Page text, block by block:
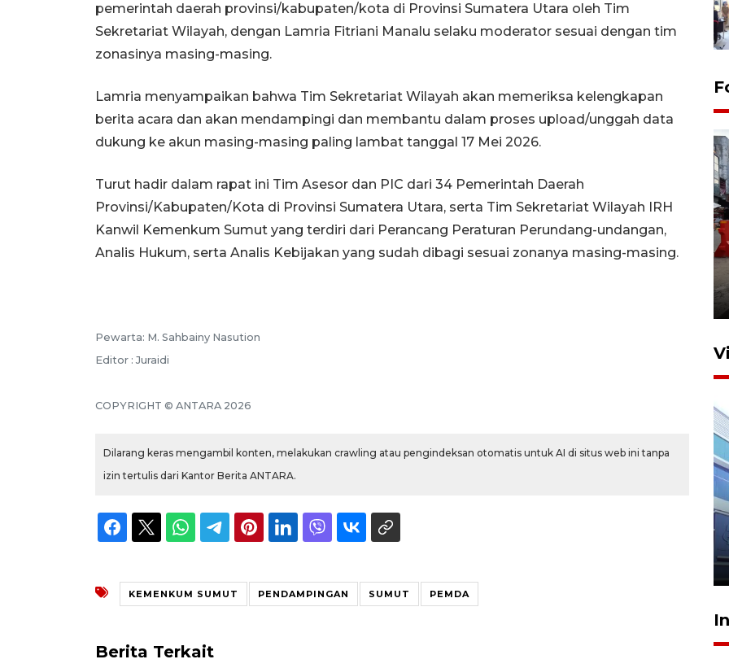
pemerintah daerah provinsi/kabupaten/kota di Provinsi Sumatera Utara oleh Tim
Sekretariat Wilayah, dengan Lamria Fitriani Manalu selaku moderator sesuai dengan tim
zonasinya masing-masing.
Lamria menyampaikan bahwa Tim Sekretariat Wilayah akan memeriksa kelengkapan
berita acara dan akan mendampingi dan membantu dalam proses upload/unggah data
dukung ke akun masing-masing paling lambat tanggal 17 Mei 2026.
Turut hadir dalam rapat ini Tim Asesor dan PIC dari 34 Pemerintah Daerah
Provinsi/Kabupaten/Kota di Provinsi Sumatera Utara, serta Tim Sekretariat Wilayah IRH
Kanwil Kemenkum Sumut yang terdiri dari Perancang Peraturan Perundang-undangan,
Analis Hukum, serta Analis Kebijakan yang sudah dibagi sesuai zonanya masing-masing.
Pewarta: M. Sahbainy Nasution
Editor : Juraidi
COPYRIGHT © ANTARA 2026
Dilarang keras mengambil konten, melakukan crawling atau pengindeksan otomatis untuk AI di situs web ini tanpa
izin tertulis dari Kantor Berita ANTARA.
KEMENKUM SUMUT PENDAMPINGAN SUMUT PEMDA
Berita Terkait
Pelaporan SPT Tahunan di